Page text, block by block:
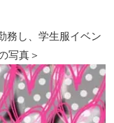
務し、学生服イベン
写真＞